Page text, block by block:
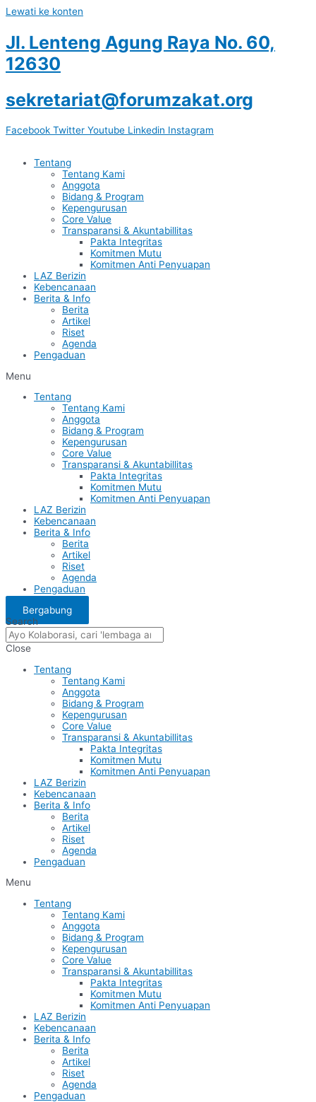
Lewati ke konten
Jl. Lenteng Agung Raya No. 60,
12630
sekretariat@forumzakat.org
Facebook Twitter Youtube Linkedin Instagram
Tentang
Tentang Kami
Anggota
Bidang & Program
Kepengurusan
Core Value
Transparansi & Akuntabillitas
Pakta Integritas
Komitmen Mutu
Komitmen Anti Penyuapan
LAZ Berizin
Kebencanaan
Berita & Info
Berita
Artikel
Riset
Agenda
Pengaduan
Menu
Tentang
Tentang Kami
Anggota
Bidang & Program
Kepengurusan
Core Value
Transparansi & Akuntabillitas
Pakta Integritas
Komitmen Mutu
Komitmen Anti Penyuapan
LAZ Berizin
Kebencanaan
Berita & Info
Berita
Artikel
Riset
Agenda
Pengaduan
Bergabung
Search
Close
Tentang
Tentang Kami
Anggota
Bidang & Program
Kepengurusan
Core Value
Transparansi & Akuntabillitas
Pakta Integritas
Komitmen Mutu
Komitmen Anti Penyuapan
LAZ Berizin
Kebencanaan
Berita & Info
Berita
Artikel
Riset
Agenda
Pengaduan
Menu
Tentang
Tentang Kami
Anggota
Bidang & Program
Kepengurusan
Core Value
Transparansi & Akuntabillitas
Pakta Integritas
Komitmen Mutu
Komitmen Anti Penyuapan
LAZ Berizin
Kebencanaan
Berita & Info
Berita
Artikel
Riset
Agenda
Pengaduan